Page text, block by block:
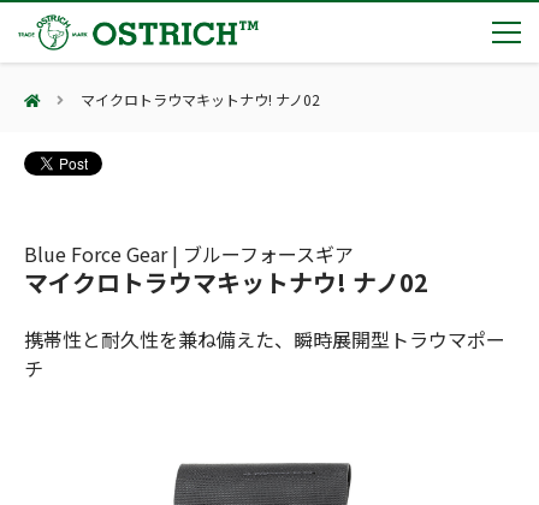
製品カテゴリー
輸血保冷庫
(Bear Avoidance)
防刃対策
(Cut Resistant)
止血・止血キット
(Massive Hemorrhage)
夏季休業のお知らせ
第7回 地域×Tech東北 ご来場ありがとうございました！
総合カタログ掲載のお知らせ
会社案内
会社案内
マイクロトラウマキットナウ! ナノ02
Blue Force Gear | ブルーフォースギア
マイクロトラウマキットナウ! ナノ02
携帯性と耐久性を兼ね備えた、瞬時展開型トラウマポー
チ